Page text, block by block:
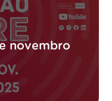
novembro